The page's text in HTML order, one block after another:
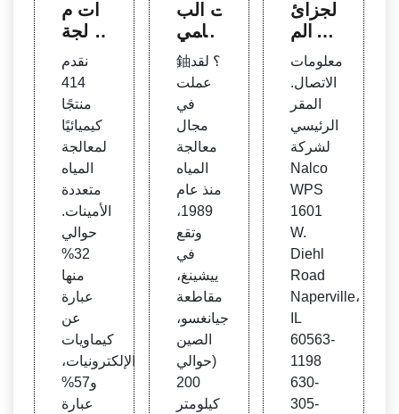
ات م
عالجة
متعدد
ة الأمي
نات،
مياه م
تعددة
الأمين
نقدم
414
منتجًا
كيميائيًا
لمعالجة
المياه
متعددة
الأمينات.
حوالي
32%
منها
عبارة
عن
كيماويات
الإلكترونيات،
و57%
عبارة
ات الب
وليامي
ن - ش
راء ال
مواد ا
لكيميا
ئية،ك
يماويا
ت الب
وليامي
鈾؟ لقد
عملت
في
مجال
معالجة
المياه
منذ عام
1989،
وتقع
في
ييشينغ،
مقاطعة
جيانغسو،
الصين
(حوالي
200
كيلومتر
لجزائ
ر الم
حدود
ة. - إن
دوست
ريا مين
يرا
معلومات
الاتصال.
المقر
الرئيسي
لشركة
Nalco
WPS
1601
W.
Diehl
Road
Naperville،
IL
60563-
1198
630-
305-